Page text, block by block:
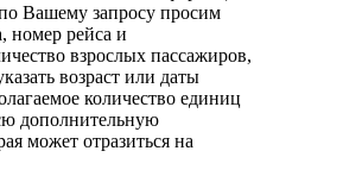
Вашему запросу просим
номер рейса и
взрослых пассажиров,
возраст или даты
количество единиц
дополнительную
может отразиться на